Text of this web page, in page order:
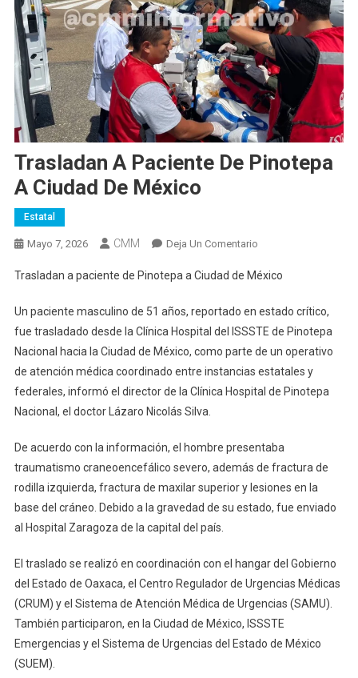
Trasladan A Paciente De Pinotepa
A Ciudad De México
Estatal
Mayo 7, 2026 CMM Deja Un ComentarioEn
A
De
Pinotepa
A
Ciudad
De
Trasladan a paciente de Pinotepa a Ciudad de México
Un paciente masculino de 51 años, reportado en estado crítico,
fue trasladado desde la Clínica Hospital del ISSSTE de Pinotepa
Nacional hacia la Ciudad de México, como parte de un operativo
de atención médica coordinado entre instancias estatales y
federales, informó el director de la Clínica Hospital de Pinotepa
Nacional, el doctor Lázaro Nicolás Silva.
De acuerdo con la información, el hombre presentaba
traumatismo craneoencefálico severo, además de fractura de
rodilla izquierda, fractura de maxilar superior y lesiones en la
base del cráneo. Debido a la gravedad de su estado, fue enviado
al Hospital Zaragoza de la capital del país.
El traslado se realizó en coordinación con el hangar del Gobierno
del Estado de Oaxaca, el Centro Regulador de Urgencias Médicas
(CRUM) y el Sistema de Atención Médica de Urgencias (SAMU).
También participaron, en la Ciudad de México, ISSSTE
Emergencias y el Sistema de Urgencias del Estado de México
(SUEM).